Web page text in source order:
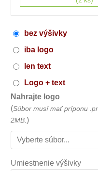
bez výšivky
iba logo
len text
Logo + text
Nahrajte logo
(Súbor musí mať príponu
2MB. )
Umiestnenie výšivky